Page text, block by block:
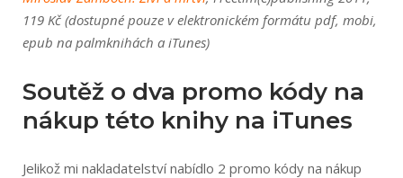
119 Kč (dostupné pouze v elektronickém formátu pdf, mobi,
epub na palmknihách a iTunes)
Soutěž o dva promo kódy na
nákup této knihy na iTunes
Jelikož mi nakladatelství nabídlo 2 promo kódy na nákup